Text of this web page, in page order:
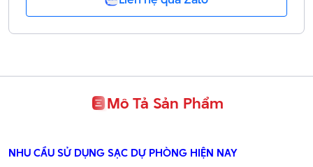
Mô Tả Sản Phẩm
NHU CẦU SỬ DỤNG SẠC DỰ PHÒNG HIỆN NAY